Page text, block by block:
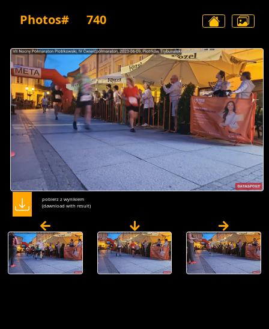
Photos# 740
pobierz z wynikiem
(dawnload with result)